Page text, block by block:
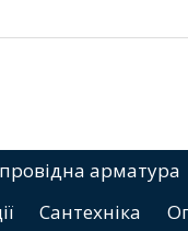
арматура
Сантехніка